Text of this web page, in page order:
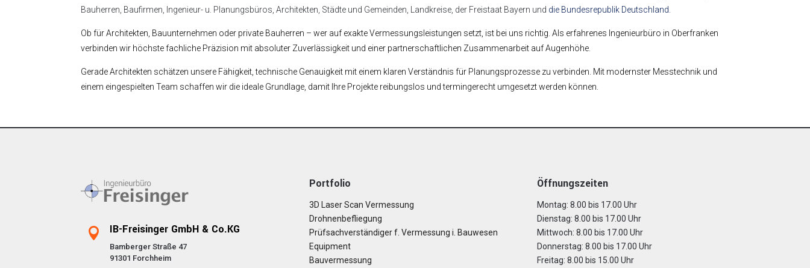
Bauherren, Baufirmen, Ingenieur- u. Planungsbüros, Architekten, Städte und Gemeinden, Landkreise, der Freistaat Bayern und die Bundesrepublik Deutschland.
Ob für Architekten, Bauunternehmen oder private Bauherren – wer auf exakte Vermessungsleistungen setzt, ist bei uns richtig.Als erfahrenes Ingenieurbüro in Oberfranken
verbinden wir höchste fachliche Präzision mit absoluter Zuverlässigkeit und einer partnerschaftlichen Zusammenarbeit auf Augenhöhe.
Gerade Architekten schätzen unsere Fähigkeit, technische Genauigkeit mit einem klaren Verständnis für Planungsprozesse zu verbinden. Mit modernster Messtechnik und
einem eingespielten Team schaffen wir die ideale Grundlage, damit Ihre Projekte reibungslos und termingerecht umgesetzt werden können.
 IB-Freisinger GmbH & Co.KG
Bamberger Straße 47
91301 Forchheim
Portfolio
3D Laser Scan Vermessung
Drohnenbefliegung
Prüfsachverständiger f. Vermessung i. Bauwesen
Equipment
Bauvermessung
Öffnungszeiten
Montag: 8.00 bis 17.00 Uhr
Dienstag: 8.00 bis 17.00 Uhr
Mittwoch: 8.00 bis 17.00 Uhr
Donnerstag: 8.00 bis 17.00 Uhr
Freitag: 8.00 bis 15.00 Uhr